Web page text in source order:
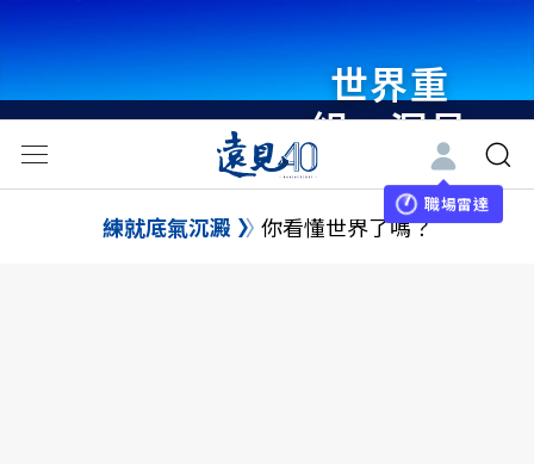
世界重
組・洞見
未來 與
世界領袖
職場雷達
練就底氣沉澱 你看懂世界了嗎？